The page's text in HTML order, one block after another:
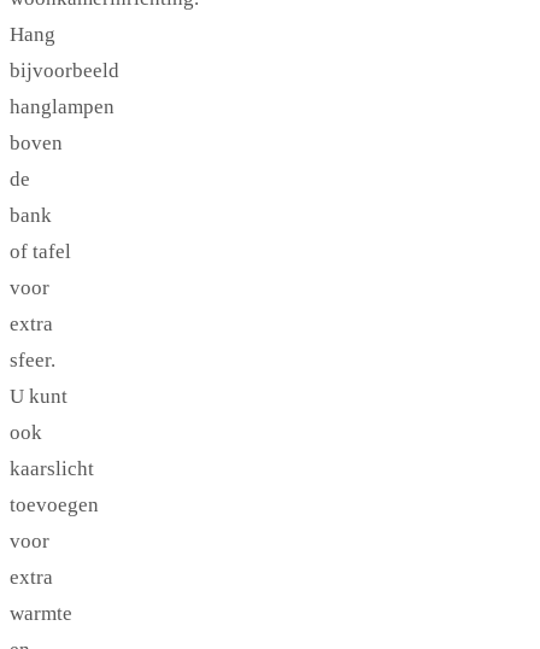
Hang
bijvoorbeeld
hanglampen
boven
de
bank
of tafel
voor
extra
sfeer.
U kunt
ook
kaarslicht
toevoegen
voor
extra
warmte